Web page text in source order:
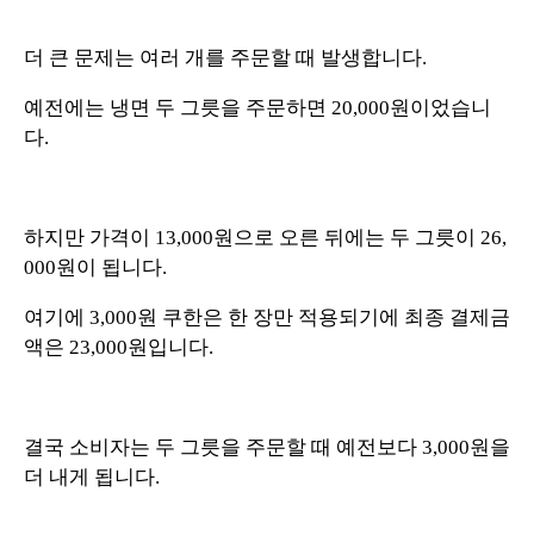
더 큰 문제는 여러 개를 주문할 때 발생합니다.
예전에는 냉면 두 그릇을 주문하면 20,000원이었습니
다.
하지만 가격이 13,000원으로 오른 뒤에는 두 그릇이 26,
000원이 됩니다.
여기에 3,000원 쿠한은 한 장만 적용되기에 최종 결제금
액은 23,000원입니다.
결국 소비자는 두 그릇을 주문할 때 예전보다 3,000원을
더 내게 됩니다.